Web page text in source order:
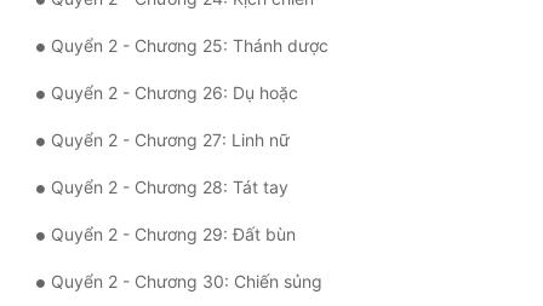
Quyển 2 - Chương 25: Thánh dược
Quyển 2 - Chương 26: Dụ hoặc
Quyển 2 - Chương 27: Linh nữ
Quyển 2 - Chương 28: Tát tay
Quyển 2 - Chương 29: Đất bùn
Quyển 2 - Chương 30: Chiến sủng